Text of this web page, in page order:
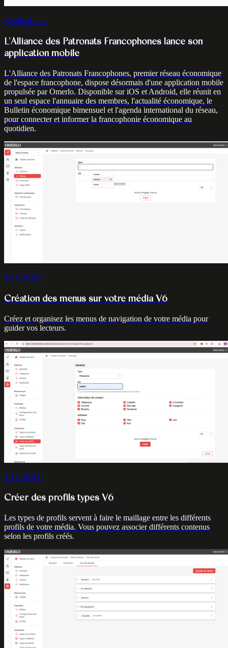
Réalisations
L'Alliance des Patronats Francophones lance son
application mobile
L'Alliance des Patronats Francophones, premier réseau économique
de l'espace francophone, dispose désormais d'une application mobile
propulsée par Omerlo. Disponible sur iOS et Android, elle réunit en
un seul espace l'annuaire des membres, l'actualité économique, le
Bulletin économique bimensuel et l'agenda international du réseau,
pour connecter et informer la francophonie économique au
quotidien.
TUTORIEL
Création des menus sur votre média V6
Créez et organisez les menus de navigation de votre média pour
guider vos lecteurs.
TUTORIEL
Créer des profils types V6
Les types de profils servent à faire le maillage entre les différents
profils de votre média. Vous pouvez associer différents contenus
selon les profils créés.